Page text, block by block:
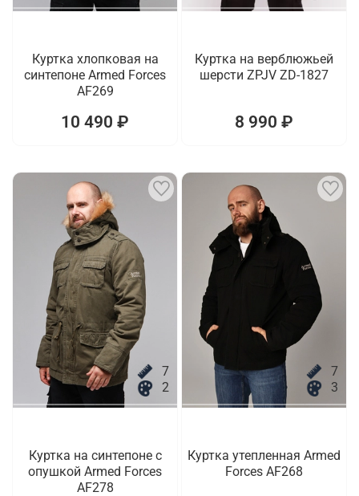
Куртка хлопковая на
синтепоне Armed Forces
AF269
10 490 ₽
Куртка на верблюжьей
шерсти ZPJV ZD-1827
8 990 ₽
7
2
Куртка на синтепоне с
опушкой Armed Forces
AF278
7
3
Куртка утепленная Armed
Forces AF268